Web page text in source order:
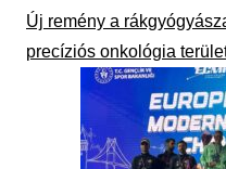
Új remény a
precíziós onkológia